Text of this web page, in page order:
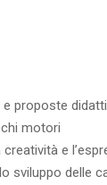
e proposte
motori
e
sviluppo delle